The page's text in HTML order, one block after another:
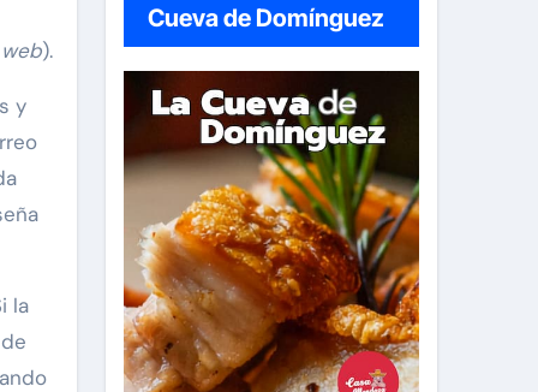
).
y
la
Cueva de Domínguez